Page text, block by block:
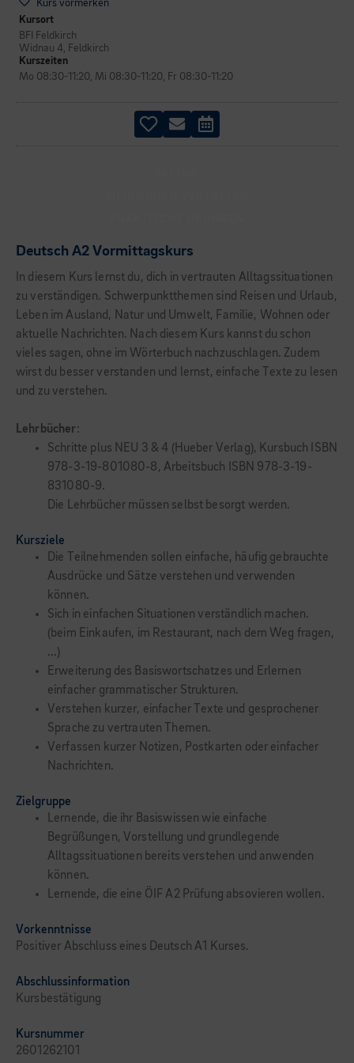
Kurs vormerken
Kursort
BFI Feldkirch
Widnau 4, Feldkirch
Kurszeiten
Mo 08:30-11:20, Mi 08:30-11:20, Fr 08:30-11:20
Deutsch A2 Vormittagskurs
In diesem Kurs lernst du, dich in vertrauten Alltagssituationen
zu verständigen. Schwerpunktthemen sind Reisen und Urlaub,
Leben im Ausland, Natur und Umwelt, Familie, Wohnen oder
aktuelle Nachrichten. Nach diesem Kurs kannst du schon
vieles sagen, ohne im Wörterbuch nachzuschlagen. Zudem
wirst du besser verstanden und lernst, einfache Texte zu lesen
und zu verstehen.
Lehrbücher:
Schritte plus NEU 3 & 4 (Hueber Verlag), Kursbuch ISBN
978-3-19-801080-8, Arbeitsbuch ISBN 978-3-19-
831080-9.
Die Lehrbücher müssen selbst besorgt werden.
Kursziele
Die Teilnehmenden sollen einfache, häufig gebrauchte
Ausdrücke und Sätze verstehen und verwenden
können.
Sich in einfachen Situationen verständlich machen.
(beim Einkaufen, im Restaurant, nach dem Weg fragen,
...)
Erweiterung des Basiswortschatzes und Erlernen
einfacher grammatischer Strukturen.
Verstehen kurzer, einfacher Texte und gesprochener
Sprache zu vertrauten Themen.
Verfassen kurzer Notizen, Postkarten oder einfacher
Nachrichten.
Zielgruppe
Lernende, die ihr Basiswissen wie einfache
Begrüßungen, Vorstellung und grundlegende
Alltagssituationen bereits verstehen und anwenden
können.
Lernende, die eine ÖIF A2 Prüfung absovieren wollen.
Vorkenntnisse
Positiver Abschluss eines Deutsch A1 Kurses.
Abschlussinformation
Kursbestätigung
Kursnummer
2601262101